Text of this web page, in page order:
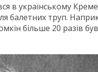
в українському
балетних труп.
більше 20 разів